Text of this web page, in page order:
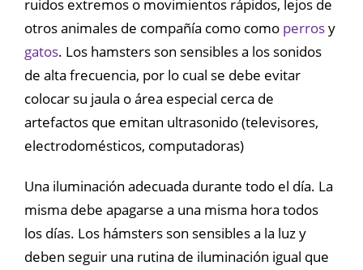
ruidos extremos o movimientos rápidos, lejos de
otros animales de compañía como como perrosy
gatos. Los hamsters son sensibles a los sonidos
de alta frecuencia, por lo cual se debe evitar
colocar su jaula o área especial cerca de
artefactos que emitan ultrasonido (televisores,
electrodomésticos, computadoras)
Una iluminación adecuada durante todo el día. La
misma debe apagarse a una misma hora todos
los días. Los hámsters son sensibles a la luz y
deben seguir una rutina de iluminación igual que